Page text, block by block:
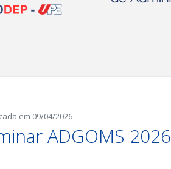
em 09/04/2026
ADGOMS 2026